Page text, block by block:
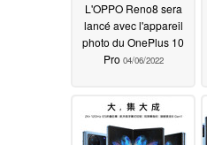
L'OPPO Reno8 sera
lancé avec l'appareil
photo du OnePlus 10
Pro 04/06/2022